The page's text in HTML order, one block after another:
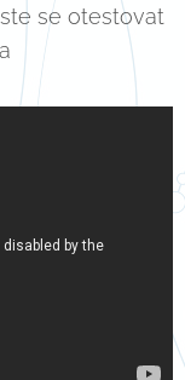
se otestovat